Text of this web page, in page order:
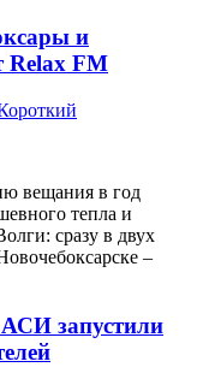
и
Relax FM
вещания в год
тепла и
сразу в двух
–
запустили